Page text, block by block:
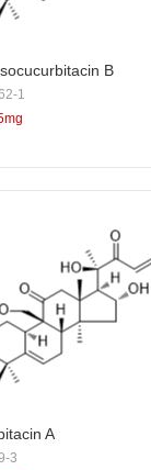
B
1
A
3